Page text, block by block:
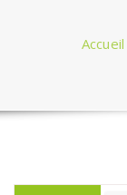
Accueil